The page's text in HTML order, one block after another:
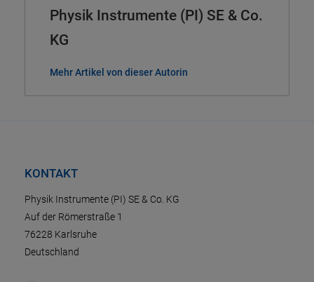
Physik Instrumente (PI) SE & Co.
KG
Mehr Artikel von dieser Autorin
KONTAKT
Physik Instrumente (PI) SE & Co. KG
Auf der Römerstraße 1
76228 Karlsruhe
Deutschland